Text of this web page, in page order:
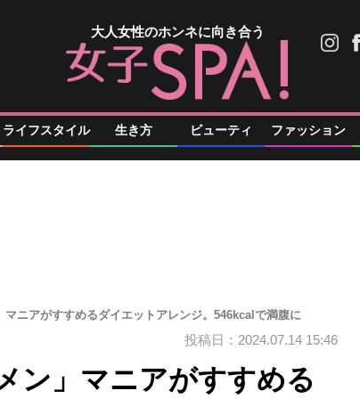
大人女性のホンネに向き合う
ライフスタイル 生き方 ビューティ ファッション
マニアがすすめるダイエットアレンジ。546kcalで満腹に
投稿日：2024.07.14 15:46
ン」マニアがすすめる